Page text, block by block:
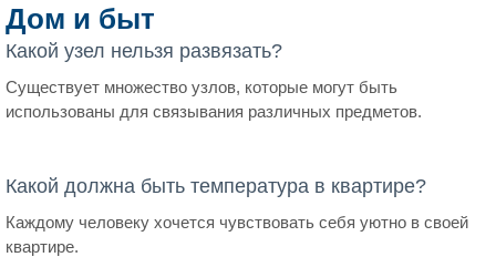
Дом и быт
Какой узел нельзя развязать?
Существует множество узлов, которые могут быть
использованы для связывания различных предметов.
Какой должна быть температура в квартире?
Каждому человеку хочется чувствовать себя уютно в своей
квартире.